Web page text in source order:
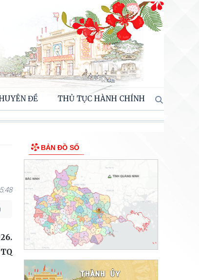
ĐỀ THỦ TỤC HÀNH CHÍNH
BẢN ĐỒ SỐ